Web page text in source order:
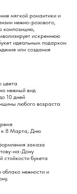
мягкой романтики и
нежно-розового,
композицию,
искреннюю
идеальным подарком
или создания
цвета
нежный вид
10 дней
любого возраста
к 8 Марта, Дню
заказа
на-Дону
стойкости букета
нежности и